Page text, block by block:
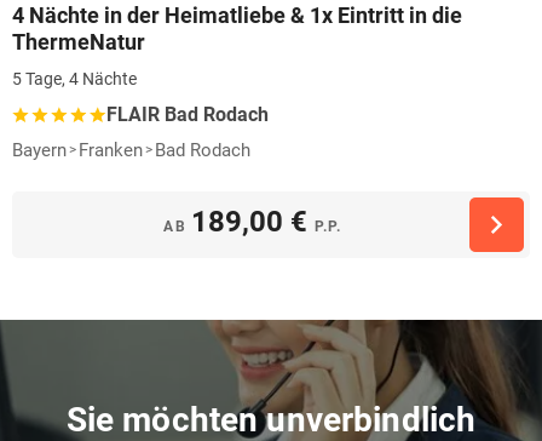
4 Nächte in der Heimatliebe & 1x Eintritt in die
ThermeNatur
5 Tage, 4 Nächte
FLAIR Bad Rodach
Bayern Franken Bad Rodach
AB 189,00 € P.P.
Sie möchten unverbindlich